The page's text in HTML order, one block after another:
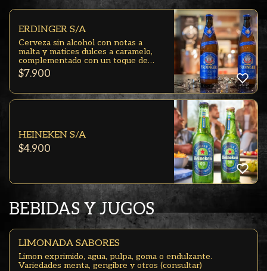
ERDINGER S/A
Cerveza sin alcohol con notas a
malta y matices dulces a caramelo,
complementado con un toque de
amargor y una ligera acidez.
$7.900
HEINEKEN S/A
$4.900
BEBIDAS Y JUGOS
LIMONADA SABORES
Limon exprimido, agua, pulpa, goma o endulzante.
Variedades menta, gengibre y otros (consultar)